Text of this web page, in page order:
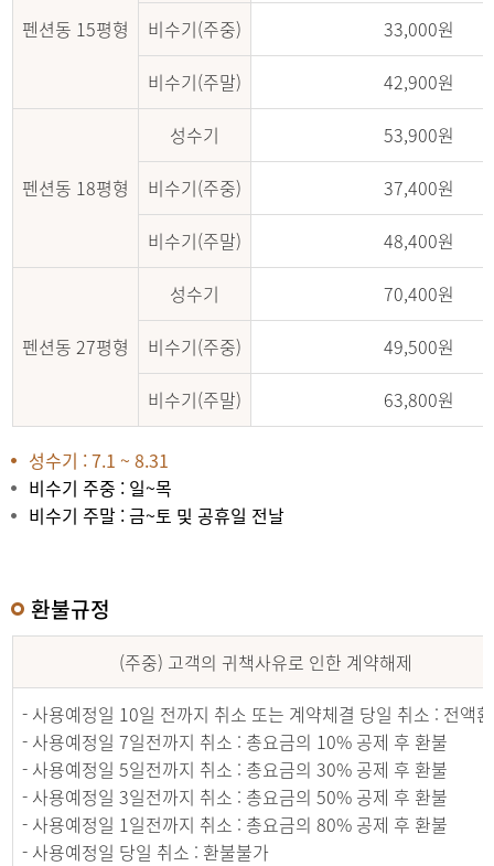
펜션동 15평형 비수기(주중)
33,000원
비수기(주말)
42,900원
펜션동 18평형
성수기
53,900원
비수기(주중)
37,400원
비수기(주말)
48,400원
펜션동 27평형
성수기
70,400원
비수기(주중)
49,500원
비수기(주말)
63,800원
성수기 : 7.1 ~ 8.31
비수기 주중 : 일~목
비수기 주말 : 금~토 및 공휴일 전날
환불규정
(주중) 고객의 귀책사유로 인한 계약해제
- 사용예정일 10일 전까지 취소 또는 계약체결 당일 취소 : 전액
- 사용예정일 7일전까지 취소 : 총요금의 10% 공제 후 환불
- 사용예정일 5일전까지 취소 : 총요금의 30% 공제 후 환불
- 사용예정일 3일전까지 취소 : 총요금의 50% 공제 후 환불
- 사용예정일 1일전까지 취소 : 총요금의 80% 공제 후 환불
- 사용예정일 당일 취소 : 환불불가